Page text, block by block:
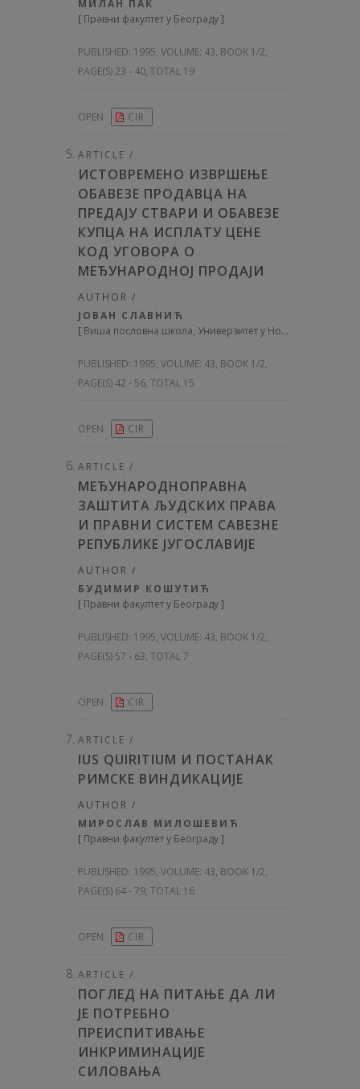
МИЛАН ПАК
[ Правни факултет у Београду]
PUBLISHED: 1995, VOLUME: 43, BOOK 1/2,
PAGE(S) 23 - 40, TOTAL 19
OPEN CIR
ARTICLE /
ИСТОВРЕМЕНО ИЗВРШЕЊЕ
ОБАВЕЗЕ ПРОДАВЦА НА
ПРЕДАЈУ СТВАРИ И ОБАВЕЗЕ
КУПЦА НА ИСПЛАТУ ЦЕНЕ
КОД УГОВОРА О
МЕЂУНАРОДНОЈ ПРОДАЈИ
AUTHOR /
ЈОВАН СЛАВНИЋ
[ Виша пословна школа, Универзитет у Новом Саду
PUBLISHED: 1995, VOLUME: 43, BOOK 1/2,
PAGE(S) 42 - 56, TOTAL 15
OPEN CIR
ARTICLE /
МЕЂУНАРОДНОПРАВНА
ЗАШТИТА ЉУДСКИХ ПРАВА
И ПРАВНИ СИСТЕМ САВЕЗНЕ
РЕПУБЛИКЕ ЈУГОСЛАВИЈЕ
AUTHOR /
БУДИМИР КОШУТИЋ
[ Правни факултет у Београду]
PUBLISHED: 1995, VOLUME: 43, BOOK 1/2,
PAGE(S) 57 - 63, TOTAL 7
OPEN CIR
ARTICLE /
IUS QUIRITIUM И ПОСТАНАК
РИМСКЕ ВИНДИКАЦИЈЕ
AUTHOR /
МИРОСЛАВ МИЛОШЕВИЋ
[ Правни факултет у Београду]
PUBLISHED: 1995, VOLUME: 43, BOOK 1/2,
PAGE(S) 64 - 79, TOTAL 16
OPEN CIR
ARTICLE /
ПОГЛЕД НА ПИТАЊЕ ДА ЛИ
ЈЕ ПОТРЕБНО
ПРЕИСПИТИВАЊЕ
ИНКРИМИНАЦИЈЕ
СИЛОВАЊА